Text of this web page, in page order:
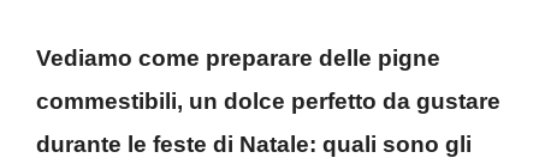
Vediamo come preparare delle pigne
commestibili, un dolce perfetto da gustare
durante le feste di Natale: quali sono gli